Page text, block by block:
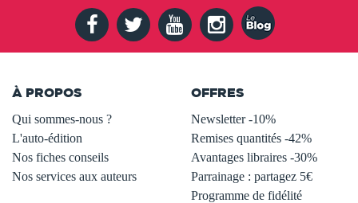
À PROPOS
Qui sommes-nous ?
L'auto-édition
Nos fiches conseils
Nos services aux auteurs
OFFRES
Newsletter -10%
Remises quantités -42%
Avantages libraires -30%
Parrainage : partagez 5€
Programme de fidélité